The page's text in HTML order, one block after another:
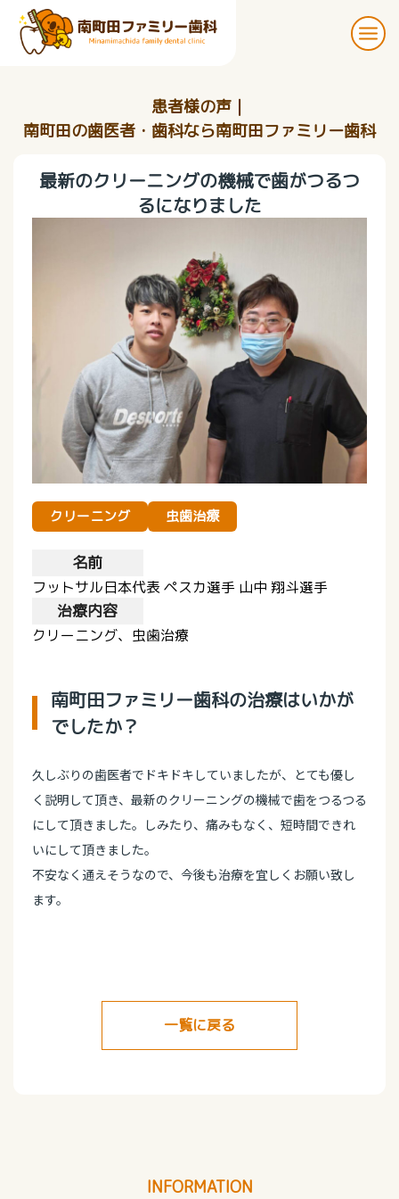
患者様の声｜
南町田の歯医者・歯科なら南町田ファミリー歯科
最新のクリーニングの機械で歯がつるつ
るになりました
クリーニング 虫歯治療
名前
フットサル日本代表 ペスカ選手 山中 翔斗選手
治療内容
クリーニング、虫歯治療
南町田ファミリー歯科の治療はいかが
でしたか？
久しぶりの歯医者でドキドキしていましたが、とても優し
く説明して頂き、最新のクリーニングの機械で歯をつるつる
にして頂きました。しみたり、痛みもなく、短時間できれ
いにして頂きました。
不安なく通えそうなので、今後も治療を宜しくお願い致し
ます。
一覧に戻る
INFORMATION